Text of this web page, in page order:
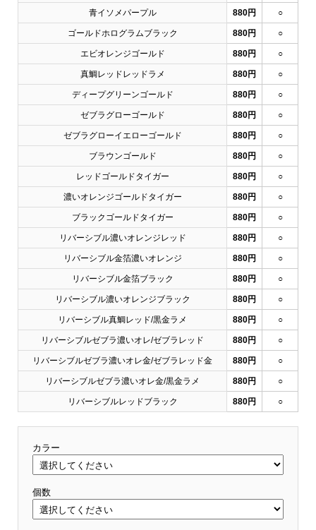
青イソメパープル 880円 ○
ゴールドホログラムブラック 880円 ○
エビオレンジゴールド 880円 ○
真鯛レッドレッドラメ 880円 ○
ディープグリーンゴールド 880円 ○
ゼブラグローゴールド 880円 ○
ゼブラグローイエローゴールド 880円 ○
ブラウンゴールド 880円 ○
レッドゴールドタイガー 880円 ○
濃いオレンジゴールドタイガー 880円 ○
ブラックゴールドタイガー 880円 ○
リバーシブル濃いオレンジレッド 880円 ○
リバーシブル金箔濃いオレンジ 880円 ○
リバーシブル金箔ブラック 880円 ○
リバーシブル濃いオレンジブラック 880円 ○
リバーシブル真鯛レッド/黒金ラメ 880円 ○
リバーシブルゼブラ濃いオレ/ゼブラレッド 880円 ○
リバーシブルゼブラ濃いオレ金/ゼブラレッド金 880円 ○
リバーシブルゼブラ濃いオレ金/黒金ラメ 880円 ○
リバーシブルレッドブラック 880円 ○
カラー
個数